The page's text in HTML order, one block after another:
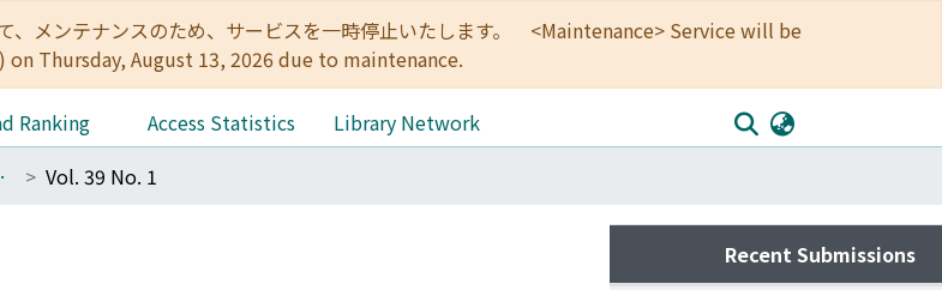
、メンテナンスのため、サービスを一時停止いたします。 <Maintenance> Service will be
Thursday, August 13, 2026 due to maintenance.
Ranking Access Statistics
Library Network
: Sei-shu Vol. 39 No. 1
Recent Submissions